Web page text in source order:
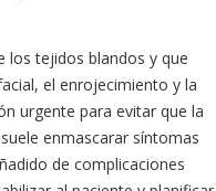
los tejidos blandos y que
el enrojecimiento y la
urgente para evitar que la
enmascarar síntomas
de complicaciones